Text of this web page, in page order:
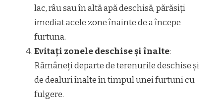
lac, râu sau în altă apă deschisă, părăsiți
imediat acele zone înainte de a începe
furtuna.
Evitați zonele deschise și înalte:
Rămâneți departe de terenurile deschise și
de dealuri înalte în timpul unei furtuni cu
fulgere.